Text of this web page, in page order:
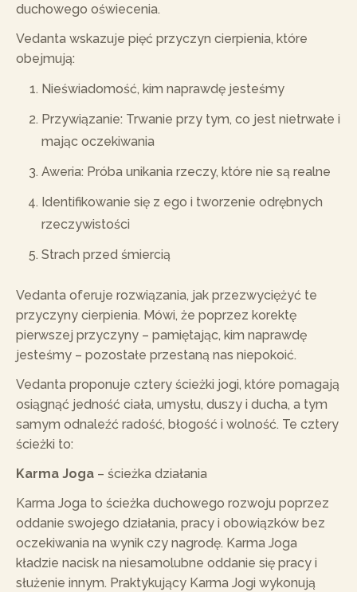
duchowego oświecenia.
Vedanta wskazuje pięć przyczyn cierpienia, które
obejmują:
Nieświadomość, kim naprawdę jesteśmy
Przywiązanie: Trwanie przy tym, co jest nietrwałe i
mając oczekiwania
Aweria: Próba unikania rzeczy, które nie są realne
Identifikowanie się z ego i tworzenie odrębnych
rzeczywistości
Strach przed śmiercią
Vedanta oferuje rozwiązania, jak przezwyciężyć te
przyczyny cierpienia. Mówi, że poprzez korektę
pierwszej przyczyny – pamiętając, kim naprawdę
jesteśmy – pozostałe przestaną nas niepokoić.
Vedanta proponuje cztery ścieżki jogi, które pomagają
osiągnąć jedność ciała, umysłu, duszy i ducha, a tym
samym odnaleźć radość, błogość i wolność. Te cztery
ścieżki to:
Karma Joga – ścieżka działania
Karma Joga to ścieżka duchowego rozwoju poprzez
oddanie swojego działania, pracy i obowiązków bez
oczekiwania na wynik czy nagrodę. Karma Joga
kładzie nacisk na niesamolubne oddanie się pracy i
służenie innym. Praktykujący Karma Jogi wykonują